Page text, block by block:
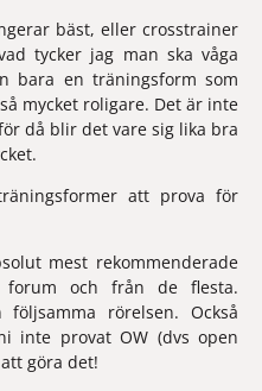
bäst, eller crosstrainer
tycker jag man ska våga
bara en träningsform som
mycket roligare. Det är inte
då blir det vare sig lika bra
att prova för
mest rekommenderade
forum och från de flesta.
rörelsen. Också
inte provat OW (dvs open
göra det!